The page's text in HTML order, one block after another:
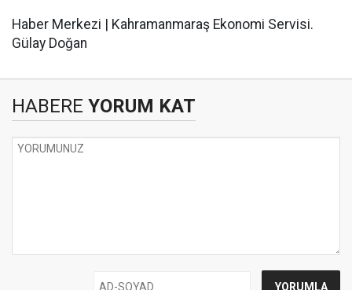
Haber Merkezi | Kahramanmaraş Ekonomi Servisi.
Gülay Doğan
HABERE YORUM KAT